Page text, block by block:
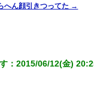
へん顔引きつってた →
：2015/06/12(金)